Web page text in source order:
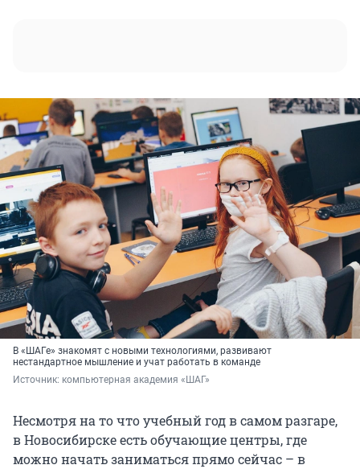
В «ШАГе» знакомят с новыми технологиями, развивают
нестандартное мышление и учат работать в команде
Источник: компьютерная академия «ШАГ»
Несмотря на то что учебный год в самом разгаре,
в Новосибирске есть обучающие центры, где
можно начать заниматься прямо сейчас – в